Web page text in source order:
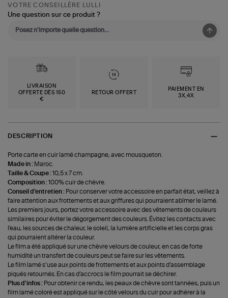
VOTRE CONSEILLÈRE LULLI
Une question sur ce produit ?
LIVRAISON
OFFERTE DÈS 150
€
RETOUR OFFERT
PAIEMENT EN
3X,4X
DESCRIPTION
Porte carte en cuir lamé champagne, avec mousqueton.
Made in : Maroc.
Taille & Coupe :10,5 x 7 cm.
Composition :100% cuir de chèvre.
Conseil d'entretien : Pour conserver votre accessoire en parfait état, veillez à
faire attention aux frottements et aux griffures qui pourraient abîmer le lamé.
Les premiers jours, portez votre accessoire avec des vêtements de couleurs
similaires pour éviter le dégorgement des couleurs. Évitez les contacts avec
l'eau, les sources de chaleur, le soleil, la lumière artificielle et les corps gras
qui pourraient altérer la couleur.
Le film a été appliqué sur une chèvre velours de couleur, en cas de forte
humidité un transfert de couleurs peut se faire sur les vêtements.
Le film lamé s’use aux points de frottements et aux points d’assemblage
piqués retournés. En cas d’accrocs le film pourrait se déchirer.
Plus d'infos : Pour obtenir ce rendu, les peaux de chèvre sont tannées, puis un
film lamé coloré est appliqué sur le côté velours du cuir pour adhérer à la